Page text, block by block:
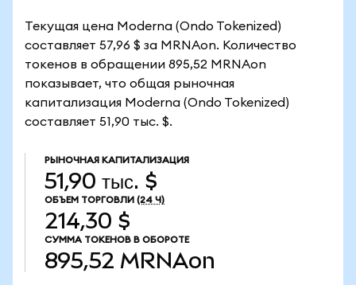
Текущая цена Moderna (Ondo Tokenized)
составляет 57,96 $ за MRNAon. Количество
токенов в обращении 895,52 MRNAon
показывает, что общая рыночная
капитализация Moderna (Ondo Tokenized)
составляет 51,90 тыс. $.
РЫНОЧНАЯ КАПИТАЛИЗАЦИЯ
51,90 тыс. $
ОБЪЕМ ТОРГОВЛИ (24 Ч)
214,30 $
СУММА ТОКЕНОВ В ОБОРОТЕ
895,52 MRNAon